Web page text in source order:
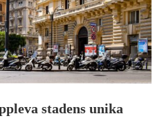
stadens unika